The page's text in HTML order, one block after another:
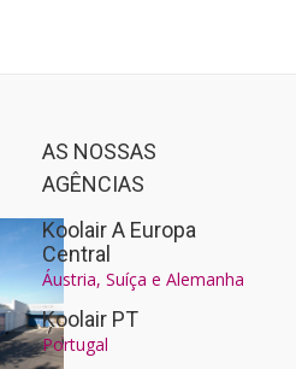
AS NOSSAS
AGÊNCIAS
Koolair A Europa
Central
Áustria, Suíça e Alemanha
Koolair PT
Portugal